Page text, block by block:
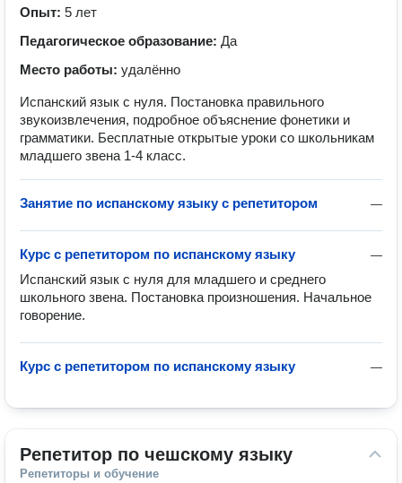
Опыт: 5 лет
Педагогическое образование: Да
Место работы: удалённо
Испанский язык с нуля. Постановка правильного
звукоизвлечения, подробное объяснение фонетики и
грамматики. Бесплатные открытые уроки со школьникам
младшего звена 1-4 класс.
—
Занятие по испанскому языку с репетитором
—
Курс с репетитором по испанскому языку
Испанский язык с нуля для младшего и среднего
школьного звена. Постановка произношения. Начальное
говорение.
—
Курс с репетитором по испанскому языку
Репетитор по чешскому языку
Репетиторы и обучение